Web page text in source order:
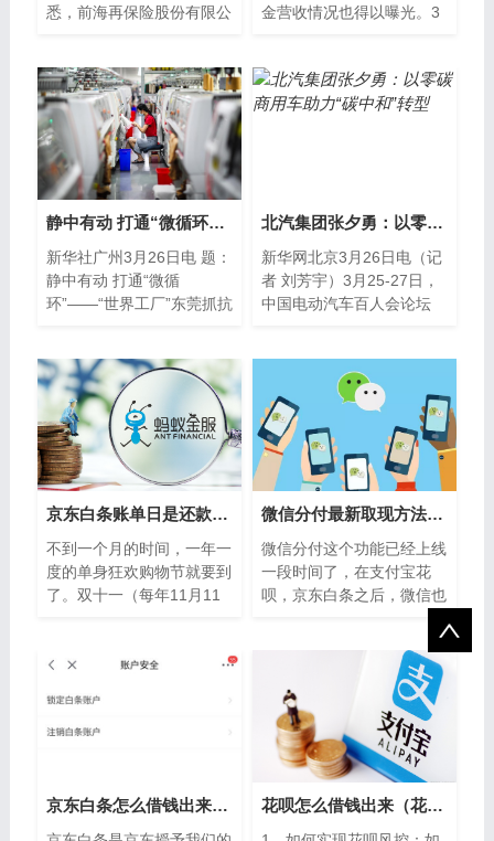
悉，前海再保险股份有限公
再次在平台进行拍卖，
金营收情况也得以曝光。3
报告期内，公司实
静中有动 打通“微循环”——“世界工厂”东莞抓抗疫保生产一线见闻
新华社广州3月26日电 题：
静中有动 打通“微循
环”——“世界工厂”东莞抓抗
天都没停产！如果
北汽集团张夕勇：以零碳商用车助力“碳中和”转型
新华网北京3月26日电（记
者 刘芳宇）3月25-27日，
中国电动汽车百人会论坛
能源汽车市场
京东白条账单日是还款日吗（京东白条啥时候还款）
不到一个月的时间，一年一
度的单身狂欢购物节就要到
了。双十一（每年11月11
的各种看似打...
微信分付最新取现方法，分付怎么套出来扫码秒到账的技巧
微信分付这个功能已经上线
一段时间了，在支付宝花
呗，京东白条之后，微信也
分付，作为微信版花呗，可
京东白条怎么借钱出来（京东白条套线扫码商家） 花呗怎么借钱出来（花呗风控怎么解除）